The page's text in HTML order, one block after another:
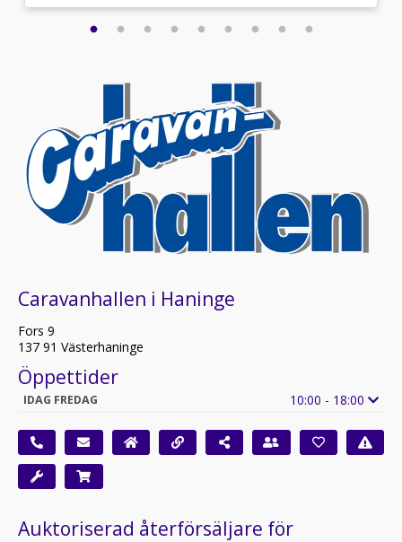
Caravanhallen i Haninge
Fors 9
137 91 Västerhaninge
Öppettider
IDAG FREDAG 10:00 - 18:00
Auktoriserad återförsäljare för